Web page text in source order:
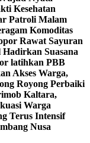
Kesehatan
Patroli Malam
Komoditas
Rawat Sayuran
Hadirkan Suasana
latihkan PBB
Akses Warga,
Royong Perbaiki
Kaltara,
Warga
Terus Intensif
Nusa